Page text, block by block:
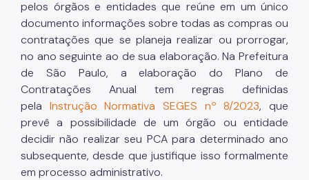
pelos órgãos e entidades que reúne em um único
documento informações sobre todas as compras ou
contratações que se planeja realizar ou prorrogar,
no ano seguinte ao de sua elaboração. Na Prefeitura
de São Paulo, a elaboração do Plano de
Contratações Anual tem regras definidas
pela Instrução Normativa SEGES nº 8/2023, que
prevê a possibilidade de um órgão ou entidade
decidir não realizar seu PCA para determinado ano
subsequente, desde que justifique isso formalmente
em processo administrativo.